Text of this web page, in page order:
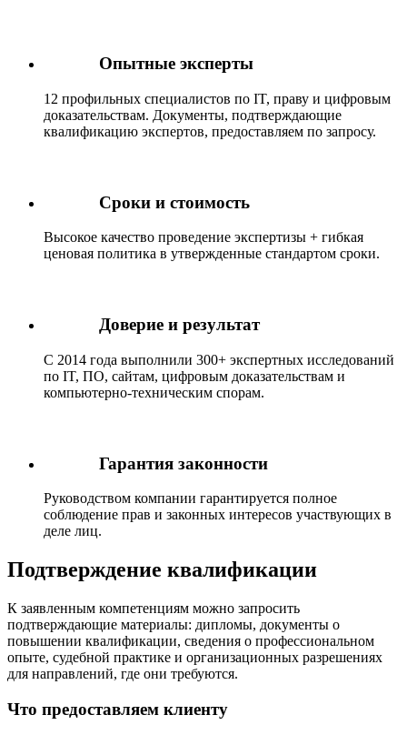
Опытные эксперты
12 профильных специалистов по IT, праву и цифровым
доказательствам. Документы, подтверждающие
квалификацию экспертов, предоставляем по запросу.
Сроки и стоимость
Высокое качество проведение экспертизы + гибкая
ценовая политика в утвержденные стандартом сроки.
Доверие и результат
С 2014 года выполнили 300+ экспертных исследований
по IT, ПО, сайтам, цифровым доказательствам и
компьютерно-техническим спорам.
Гарантия законности
Руководством компании гарантируется полное
соблюдение прав и законных интересов участвующих в
деле лиц.
Подтверждение квалификации
К заявленным компетенциям можно запросить
подтверждающие материалы: дипломы, документы о
повышении квалификации, сведения о профессиональном
опыте, судебной практике и организационных разрешениях
для направлений, где они требуются.
Что предоставляем клиенту